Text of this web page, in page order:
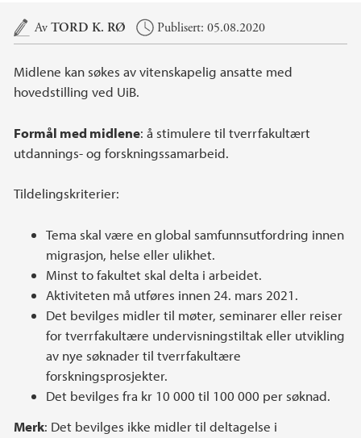
Hovedinnhold
AvTORD K. RØ Publisert: 05.08.2020
Midlene kan søkes av vitenskapelig ansatte med
hovedstilling ved UiB.
Formål med midlene: å stimulere til tverrfakultært
utdannings- og forskningssamarbeid.
Tildelingskriterier:
Tema skal være en global samfunnsutfordring innen
migrasjon, helse eller ulikhet.
Minst to fakultet skal delta i arbeidet.
Aktiviteten må utføres innen 24. mars 2021.
Det bevilges midler til møter, seminarer eller reiser
for tverrfakultære undervisningstiltak eller utvikling
av nye søknader til tverrfakultære
forskningsprosjekter.
Det bevilges fra kr 10 000 til 100 000 per søknad.
Merk: Det bevilges ikke midler til deltagelse i